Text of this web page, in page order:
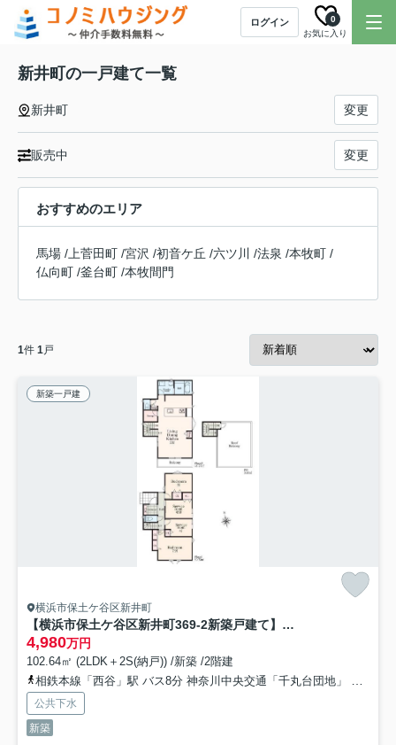
ログイン
お気に入り
0
新井町の一戸建て一覧
新井町 変更
販売中 変更
おすすめのエリア
馬場 / 上菅田町 /宮沢 /初音ケ丘 /六ツ川 /法泉 /本牧町 /
仏向町 /釜台町 /本牧間門
1件 1戸
新築一戸建
横浜市保土ケ谷区新井町
【横浜市保土ケ谷区新井町369-2新築戸建て】★仲介手数料無料★（新井小学校・新井中学校）
4,980万円
102.64㎡ (2LDK＋2S(納戸)) /新築 /2階建
相鉄本線「西谷」駅 バス8分 神奈川中央交通「千丸台団地」 停歩4分
公共下水
新築